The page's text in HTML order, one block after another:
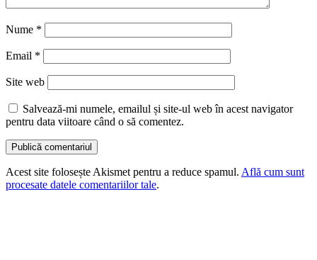
Nume *
Email *
Site web
Salvează-mi numele, emailul și site-ul web în acest navigator
pentru data viitoare când o să comentez.
Acest site folosește Akismet pentru a reduce spamul. Află cum sunt
procesate datele comentariilor tale.